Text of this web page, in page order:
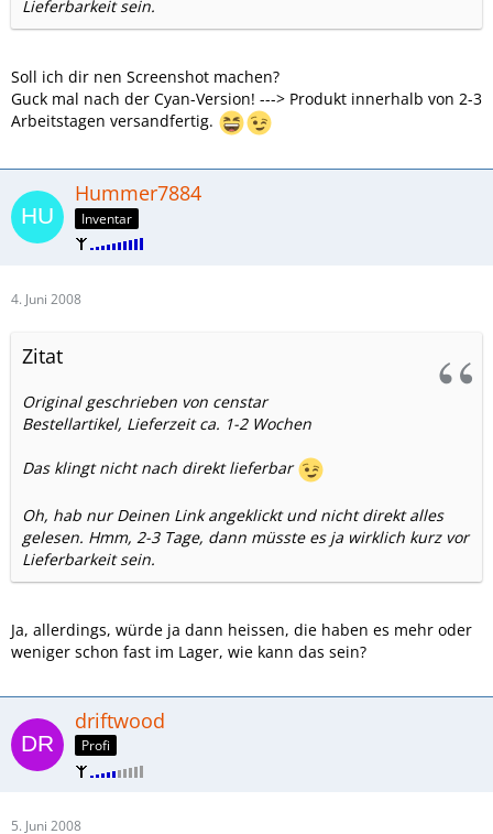
Lieferbarkeit sein.
Soll ich dir nen Screenshot machen?
Guck mal nach der Cyan-Version! ---> Produkt innerhalb von 2-3
Arbeitstagen versandfertig.
Hummer7884
Inventar
4. Juni 2008
Zitat
Original geschrieben von censtar
Bestellartikel, Lieferzeit ca. 1-2 Wochen
Das klingt nicht nach direkt lieferbar
Oh, hab nur Deinen Link angeklickt und nicht direkt alles
gelesen. Hmm, 2-3 Tage, dann müsste es ja wirklich kurz vor
Lieferbarkeit sein.
Ja, allerdings, würde ja dann heissen, die haben es mehr oder
weniger schon fast im Lager, wie kann das sein?
driftwood
Profi
5. Juni 2008